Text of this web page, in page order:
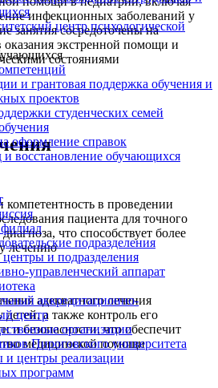
центр психологической
и грантовая поддержка обучения и
проектов
студенческих семей
оформление справок
и восстановление обучающихся
подразделения
и подразделения
управленческий аппарат
аккредитационно-
центр
организации
Пироговского университета
и центры реализации
программ
инфекционных заболеваний у
занятия сосредоточены на
оказания экстренной помощи и
состояниями
компетентность в проведении
пациента для точного
что способствует более
лечению
адекватного лечения
детей, а также контроль его
и безопасности, что обеспечит
медицинской помощи